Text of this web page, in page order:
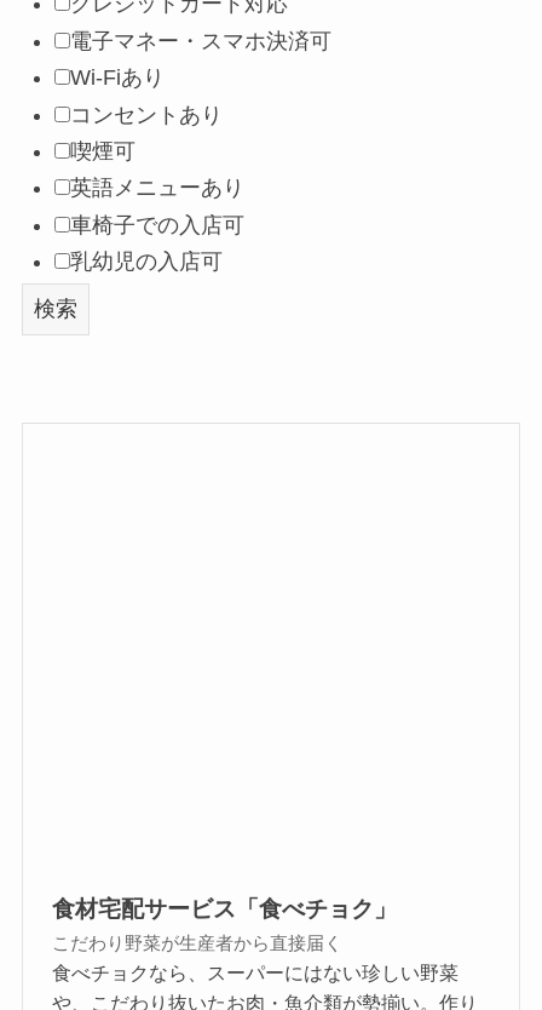
電子マネー・スマホ決済可
Wi-Fiあり
コンセントあり
喫煙可
英語メニューあり
車椅子での入店可
乳幼児の入店可
検索
食材宅配サービス「食べチョク」
こだわり野菜が生産者から直接届く
食べチョクなら、スーパーにはない珍しい野菜
や、こだわり抜いたお肉・魚介類が勢揃い。作り